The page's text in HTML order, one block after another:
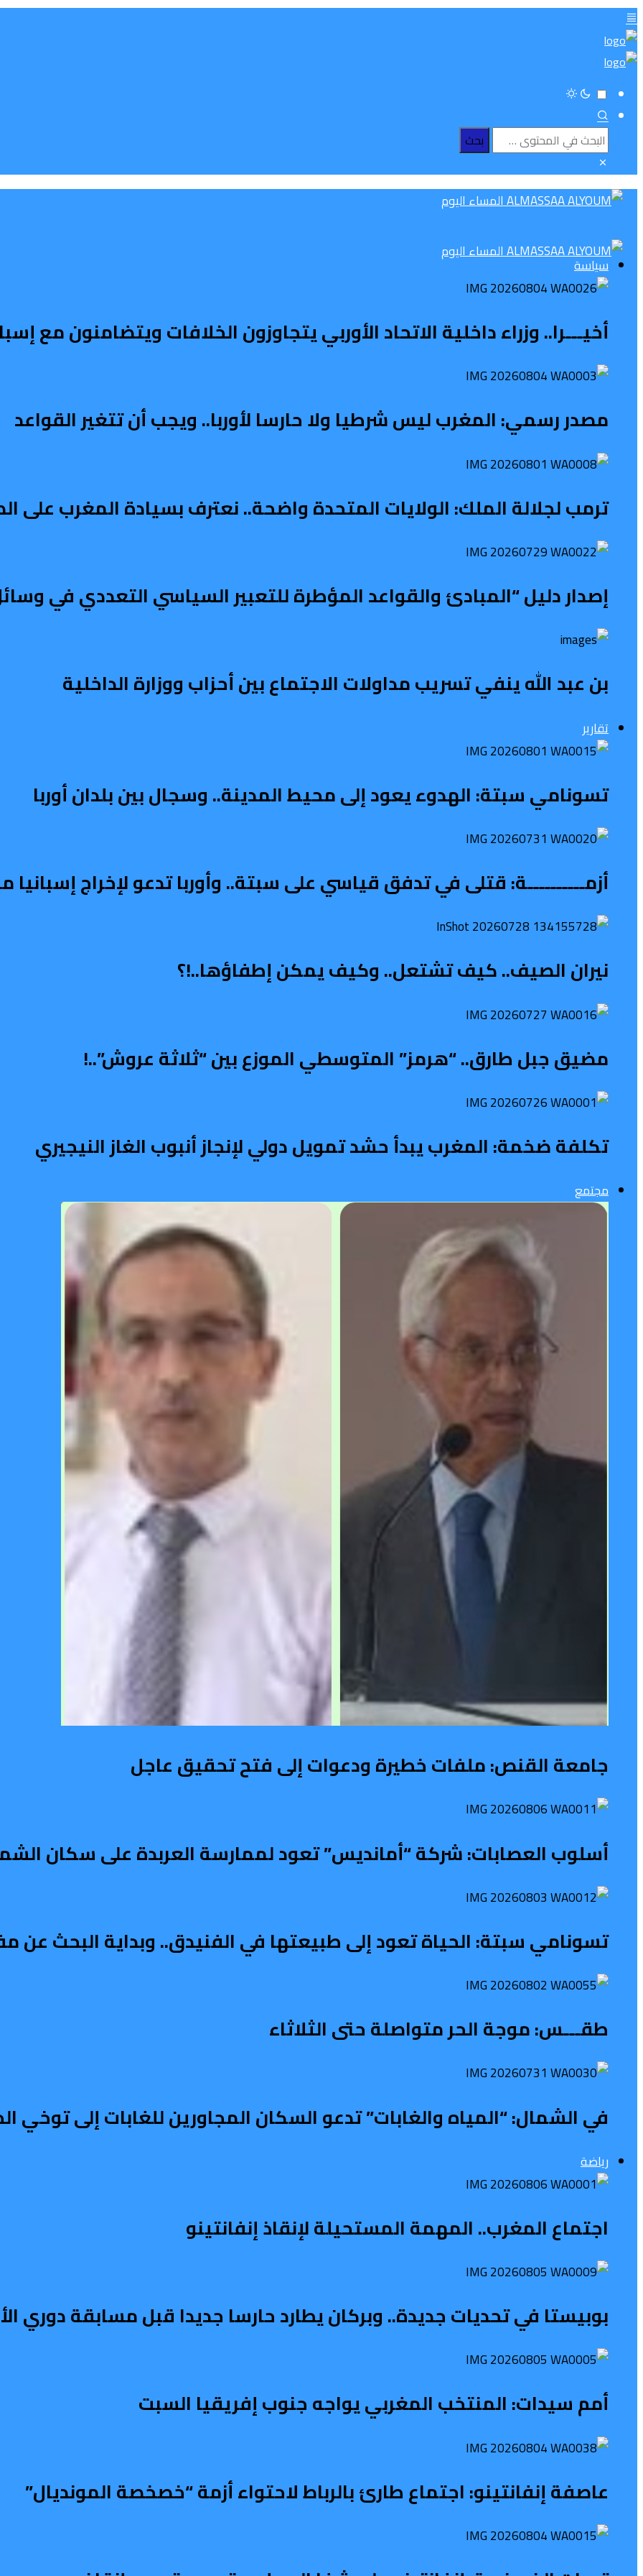
سياسة
أخيـــرا.. وزراء داخلية الاتحاد الأوربي يتجاوزون الخلافات ويتضامنون مع
مصدر رسمي: المغرب ليس شرطيا ولا حارسا لأوربا.. ويجب أن تتغير القواعد
ترمب لجلالة الملك: الولايات المتحدة واضحة.. نعترف بسيادة المغرب على
إصدار دليل “المبادئ والقواعد المؤطرة للتعبير السياسي التعددي في
بن عبد الله ينفي تسريب مداولات الاجتماع بين أحزاب ووزارة الداخلية
تقارير
تسونامي سبتة: الهدوء يعود إلى محيط المدينة.. وسجال بين بلدان أوربا
أزمــــــــــة: قتلى في تدفق قياسي على سبتة.. وأوربا تدعو لإخراج
نيران الصيف.. كيف تشتعل.. وكيف يمكن إطفاؤها..!؟
مضيق جبل طارق.. “هرمز” المتوسطي الموزع بين “ثلاثة عروش”..!
تكلفة ضخمة: المغرب يبدأ حشد تمويل دولي لإنجاز أنبوب الغاز النيجيري
مجتمع
جامعة القنص: ملفات خطيرة ودعوات إلى فتح تحقيق عاجل
أسلوب العصابات: شركة “أمانديس” تعود لممارسة العربدة على سكان
تسونامي سبتة: الحياة تعود إلى طبيعتها في الفنيدق.. وبداية البحث عن
طقـــس: موجة الحر متواصلة حتى الثلاثاء
في الشمال: “المياه والغابات” تدعو السكان المجاورين للغابات إلى توخي
رياضة
اجتماع المغرب.. المهمة المستحيلة لإنقاذ إنفانتينو
بوبيستا في تحديات جديدة.. وبركان يطارد حارسا جديدا قبل مسابقة دوري
أمم سيدات: المنتخب المغربي يواجه جنوب إفريقيا السبت
عاصفة إنفانتينو: اجتماع طارئ بالرباط لاحتواء أزمة “خصخصة المونديال”